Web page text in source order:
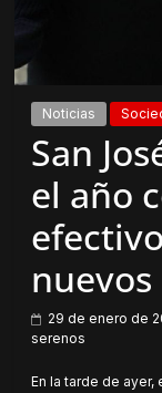
Noticias
San
el año
nuevos
29 de enero de
serenos
En la tarde de